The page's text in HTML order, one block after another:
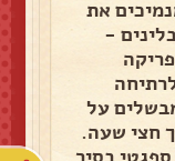
את
-
על
חצי שעה.